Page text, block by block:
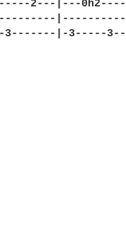
2---|---
|-3-----